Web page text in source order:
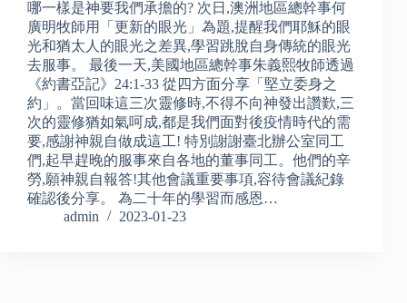
哪一樣是神要我們承擔的? 次日,澳洲地區總幹事何
廣明牧師用「更新的眼光」為題,提醒我們耶穌的眼
光和猶太人的眼光之差異,學習跳脫自身傳統的眼光
去服事。 最後一天,美國地區總幹事朱義熙牧師透過
《約書亞記》24:1-33 從四方面分享「堅立委身之
約」。當回味這三次靈修時,不得不向神發出讚歎,三
次的靈修猶如氣呵成,都是我們面對後疫情時代的需
要,感謝神親自做成這工! 特別謝謝臺北辦公室同工
們,起早趕晚的服事來自各地的董事同工。他們的辛
勞,願神親自報答!其他會議重要事項,容待會議紀錄
確認後分享。 為二十年的學習而感恩…
admin
2023-01-23